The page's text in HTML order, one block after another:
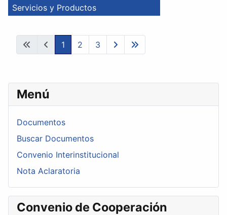
Menú
Documentos
Buscar Documentos
Convenio Interinstitucional
Nota Aclaratoria
Convenio de Cooperación
1 2 3